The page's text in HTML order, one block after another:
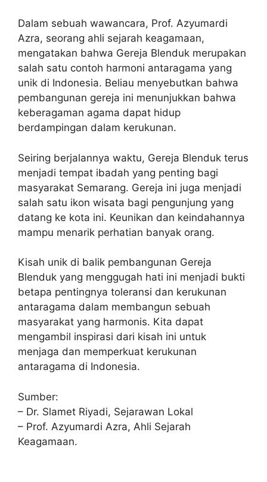
Dalam sebuah wawancara, Prof. Azyumardi
Azra, seorang ahli sejarah keagamaan,
mengatakan bahwa Gereja Blenduk merupakan
salah satu contoh harmoni antaragama yang
unik di Indonesia. Beliau menyebutkan bahwa
pembangunan gereja ini menunjukkan bahwa
keberagaman agama dapat hidup
berdampingan dalam kerukunan.
Seiring berjalannya waktu, Gereja Blenduk terus
menjadi tempat ibadah yang penting bagi
masyarakat Semarang. Gereja ini juga menjadi
salah satu ikon wisata bagi pengunjung yang
datang ke kota ini. Keunikan dan keindahannya
mampu menarik perhatian banyak orang.
Kisah unik di balik pembangunan Gereja
Blenduk yang menggugah hati ini menjadi bukti
betapa pentingnya toleransi dan kerukunan
antaragama dalam membangun sebuah
masyarakat yang harmonis. Kita dapat
mengambil inspirasi dari kisah ini untuk
menjaga dan memperkuat kerukunan
antaragama di Indonesia.
Sumber:
– Dr. Slamet Riyadi, Sejarawan Lokal
– Prof. Azyumardi Azra, Ahli Sejarah
Keagamaan.